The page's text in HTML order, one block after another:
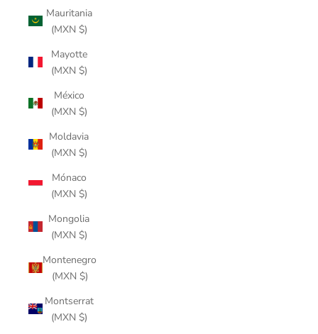
Mauritania
(MXN $)
Mayotte
(MXN $)
México
(MXN $)
Moldavia
(MXN $)
Mónaco
(MXN $)
Mongolia
(MXN $)
Montenegro
(MXN $)
Montserrat
(MXN $)